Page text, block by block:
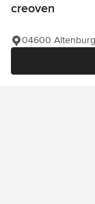
creoven
04600 Altenburg